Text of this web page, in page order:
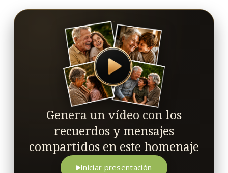
Genera un vídeo con los
recuerdos y mensajes
compartidos en este homenaje
Iniciar presentación